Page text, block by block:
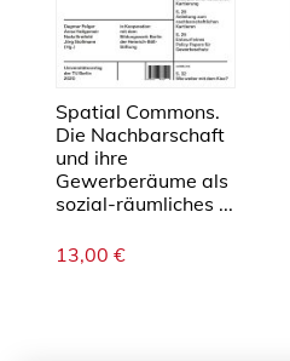
Spatial Commons.
Die Nachbarschaft
und ihre
Gewerberäume als
sozial-räumliches ...
13,00 €